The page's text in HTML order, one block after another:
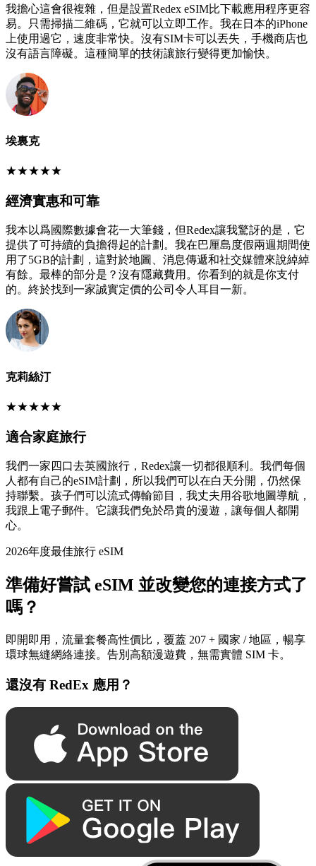
我擔心這會很複雜，但是設置Redex eSIM比下載應用程序更容
易。只需掃描二維碼，它就可以立即工作。我在日本的iPhone
上使用過它，速度非常快。沒有SIM卡可以丟失，手機商店也
沒有語言障礙。這種簡單的技術讓旅行變得更加愉快。
埃裏克
★★★★★
經濟實惠和可靠
我本以爲國際數據會花一大筆錢，但Redex讓我驚訝的是，它
提供了可持續的負擔得起的計劃。我在巴厘島度假兩週期間使
用了5GB的計劃，這對於地圖、消息傳遞和社交媒體來說綽綽
有餘。最棒的部分是？沒有隱藏費用。你看到的就是你支付
的。終於找到一家誠實定價的公司令人耳目一新。
克莉絲汀
★★★★★
適合家庭旅行
我們一家四口去英國旅行，Redex讓一切都很順利。我們每個
人都有自己的eSIM計劃，所以我們可以在白天分開，仍然保
持聯繫。孩子們可以流式傳輸節目，我丈夫用谷歌地圖導航，
我跟上電子郵件。它讓我們免於昂貴的漫遊，讓每個人都開
心。
2026年度最佳旅行 eSIM
準備好嘗試 eSIM 並改變您的連接方式了
嗎？
即開即用，流量套餐高性價比，覆蓋 207 + 國家 / 地區，暢享
環球無縫網絡連接。告別高額漫遊費，無需實體 SIM 卡。
還沒有 RedEx 應用？